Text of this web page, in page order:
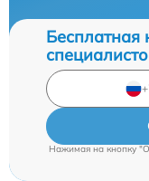
Бесплатная
Нажимая на кнопку